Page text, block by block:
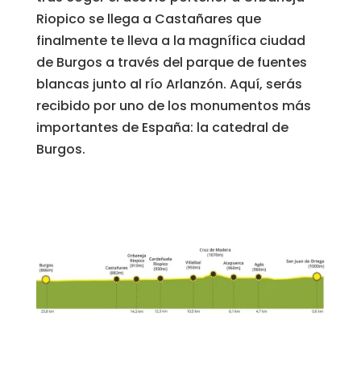
Riopico se llega a Castañares que
finalmente te lleva a la magnífica ciudad
de Burgos a través del parque de fuentes
blancas junto al río Arlanzón. Aquí, serás
recibido por uno de los monumentos más
importantes de España: la catedral de
Burgos.